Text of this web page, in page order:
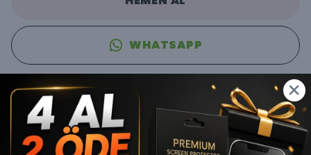
WHATSAPP
En Uygun Fiyat Garantisi
Ürün Açıklaması